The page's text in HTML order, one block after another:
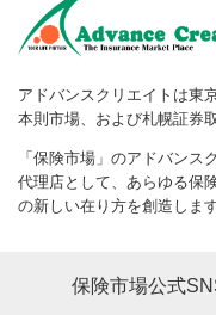
アドバンスクリエイトは東
本則市場、および札幌証券
「保険市場」のアドバン
代理店として、あらゆる保
の新しい在り方を創造します
保険市場公式